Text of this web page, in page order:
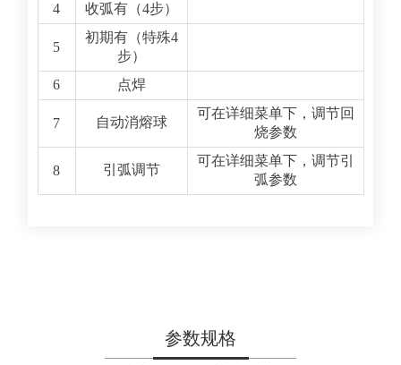
4
收弧有（4步）
5
初期有（特殊4
步）
6
点焊
7 自动消熔球
可在详细菜单下，调节回
烧参数
8 引弧调节
可在详细菜单下，调节引
弧参数
参数规格